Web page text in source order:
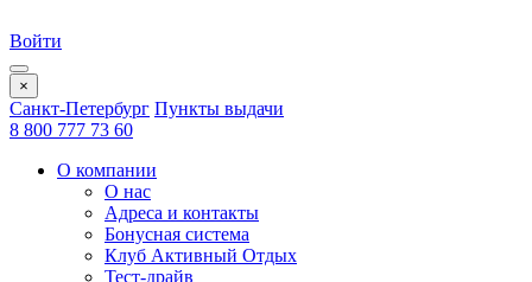
Войти
×
Санкт-Петербург Пункты выдачи
8 800 777 73 60
О компании
О нас
Адреса и контакты
Бонусная система
Клуб Активный Отдых
Тест-драйв